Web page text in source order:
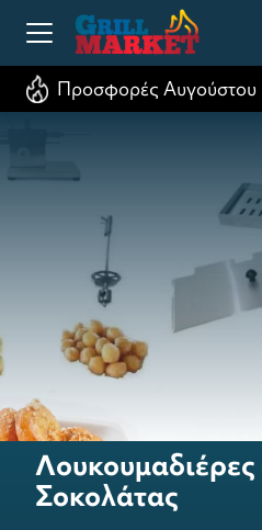
Προσφορές Αυγούστου
Λουκουμαδιέρες
Σοκολάτας